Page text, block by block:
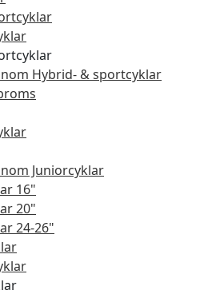
Hybrid- & sportcyklar
Juniorcyklar
16"
20"
24-26"